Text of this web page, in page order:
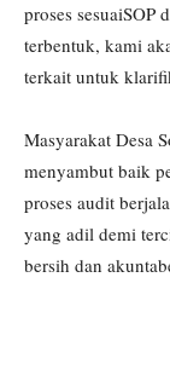
proses sesuaiSOP
terbentuk, kami
terkait untuk
Masyarakat Desa
menyambut baik
proses audit
yang adil demi
bersih dan